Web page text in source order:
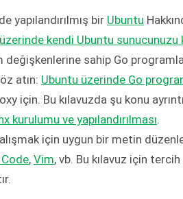
yapılandırılmış bir Ubuntu
kendi Ubuntu sunucunuzu
değişkenlerine sahip Go
atın: Ubuntu üzerinde Go
için. Bu kılavuzda şu konu
kurulumu ve yapılandırılması.
için uygun bir metin
, Vim, vb. Bu kılavuz için